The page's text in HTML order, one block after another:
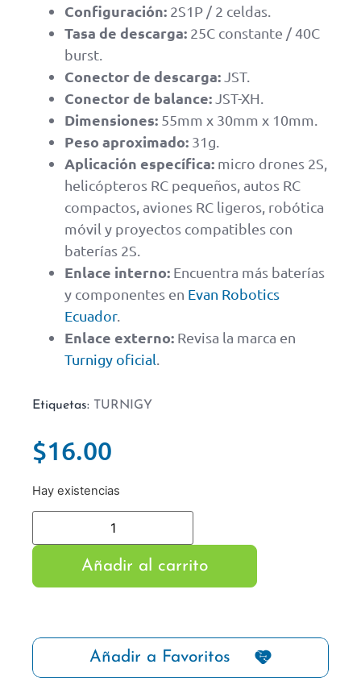
Configuración: 2S1P / 2 celdas.
Tasa de descarga: 25C constante / 40C
burst.
Conector de descarga: JST.
Conector de balance: JST-XH.
Dimensiones: 55mm x 30mm x 10mm.
Peso aproximado: 31g.
Aplicación específica: micro drones 2S,
helicópteros RC pequeños, autos RC
compactos, aviones RC ligeros, robótica
móvil y proyectos compatibles con
baterías 2S.
Enlace interno: Encuentra más baterías
y componentes en Evan Robotics
Ecuador.
Enlace externo: Revisa la marca en
Turnigy oficial
Etiquetas: TURNIGY
$16.00
Hay existencias
Añadir al carrito
Añadir a Favoritos